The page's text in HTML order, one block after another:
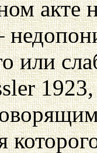
или